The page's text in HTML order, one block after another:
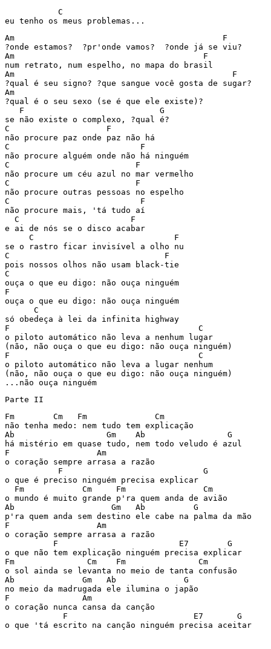
           C
eu tenho os meus problemas...
Am                                           F
?onde estamos?  ?pr'onde vamos?  ?onde já se viu?
Am                                       F
num retrato, num espelho, no mapa do brasil
Am                                             F
?qual é seu signo? ?que sangue você gosta de sugar?
Am
?qual é o seu sexo (se é que ele existe)?
   F                            G
se não existe o complexo, ?qual é?
C                    F
não procure paz onde paz não há
C                           F
não procure alguém onde não há ninguém
C                          F
não procure um céu azul no mar vermelho
C                          F
não procure outras pessoas no espelho
C                           F
não procure mais, 'tá tudo aí
  C                       F
e ai de nós se o disco acabar
     C                             F
se o rastro ficar invisível a olho nu
C                                F
pois nossos olhos não usam black-tie
C
ouça o que eu digo: não ouça ninguém
F
ouça o que eu digo: não ouça ninguém
      C
só obedeça à lei da infinita highway
F                                       C
o piloto automático não leva a nenhum lugar
(não, não ouça o que eu digo: não ouça ninguém)
F                                       C
o piloto automático não leva a lugar nenhum
(não, não ouça o que eu digo: não ouça ninguém)
Parte II
Fm        Cm   Fm              Cm
não tenha medo: nem tudo tem explicação
Ab                   Gm    Ab                 G
há mistério em quase tudo, nem todo veludo é azul
F                  Am
o coração sempre arrasa a razão
           F                             G
o que é preciso ninguém precisa explicar
  Fm            Cm     Fm                Cm
o mundo é muito grande p'ra quem anda de avião
Ab                    Gm   Ab          G
p'ra quem anda sem destino ele cabe na palma da mão
F                  Am
o coração sempre arrasa a razão
          F                         E7        G
o que não tem explicação ninguém precisa explicar
Fm               Cm    Fm               Cm
o sol ainda se levanta no meio de tanta confusão
Ab              Gm   Ab              G
no meio da madrugada ele ilumina o japão
F               Am
o coração nunca cansa da canção
            F                          E7       G
o que 'tá escrito na canção ninguém precisa aceitar